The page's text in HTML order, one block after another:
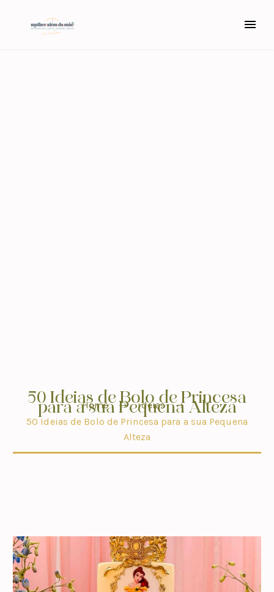
50 Ideias de Bolo de Princesa
para a sua Pequena Alteza
Home
ideias
50 Ideias de Bolo de Princesa para a sua Pequena
Alteza